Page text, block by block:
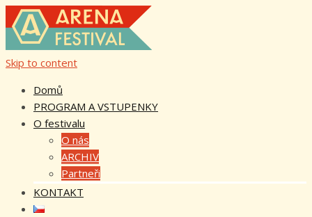
Skip to content
Domů
PROGRAM A VSTUPENKY
O festivalu
O nás
ARCHIV
Partneři
KONTAKT